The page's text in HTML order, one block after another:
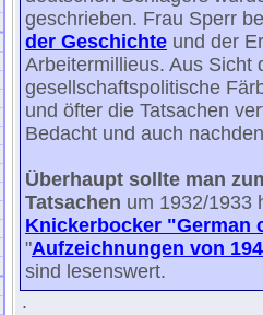
geschrieben. Frau Sperr
der Geschichte und der
Arbeitermillieus. Aus Sicht
gesellschaftspolitische
und öfter die Tatsachen
Bedacht und auch
Überhaupt sollte man
Tatsachen um 1932/1933
Knickerbocker "German
"Aufzeichnungen von
sind lesenswert.
.